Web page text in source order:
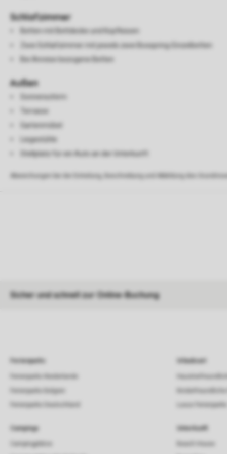
Schlafzimmer
Betten mit Bettdecke und Kopfkissen
Zwei Schlafzimmer mit jeweils zwei Boxspring-Einzelbetten
Bei Anreise bezogene Betten
Außen
Sonnenschirm
Terrasse
Gartenmöbel
Liegestühle
Stellplatz für ein Auto an der Unterkunft
Sicher und schnell zur Online-Buchung
Ferienparks
Campings
Urlaubsart